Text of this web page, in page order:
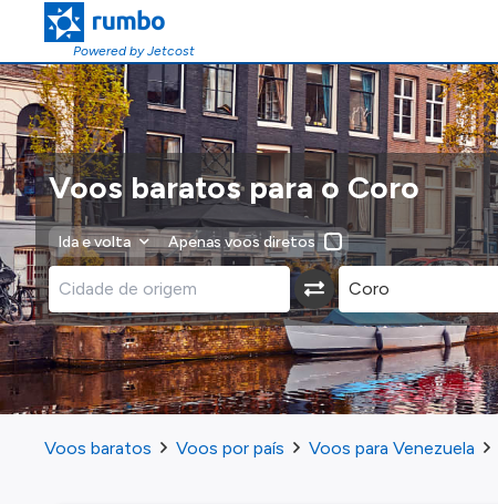
Powered by Jetcost
Voos baratos para o Coro
Ida e volta Apenas voos diretos
Voos baratos Voos por país Voos para Venezuela